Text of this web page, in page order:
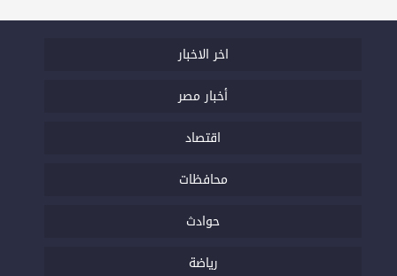
اخر الاخبار
أخبار مصر
اقتصاد
محافظات
حوادث
رياضة